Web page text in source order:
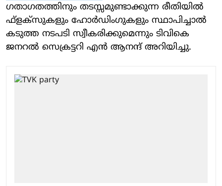
ഗതാഗതത്തിനും തടസ്സമുണ്ടാക്കുന്ന രീതിയിൽ
ഫ്ളക്സുകളും ഹോർഡിംഗുകളും സ്ഥാപിച്ചാൽ
കടുത്ത നടപടി സ്വീകരിക്കുമെന്നും ടിവികെ
ജനറൽ സെക്രട്ടറി എൻ ആനന്ദ് അറിയിച്ചു.